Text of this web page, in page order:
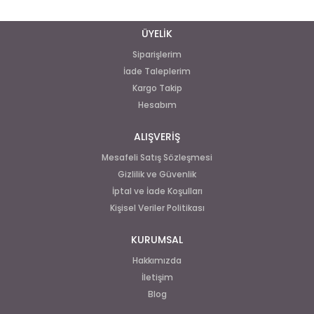
ÜYELİK
Siparişlerim
İade Taleplerim
Kargo Takip
Hesabım
ALIŞVERİŞ
Mesafeli Satış Sözleşmesi
Gizlilik ve Güvenlik
İptal ve İade Koşulları
Kişisel Veriler Politikası
KURUMSAL
Hakkımızda
İletişim
Blog